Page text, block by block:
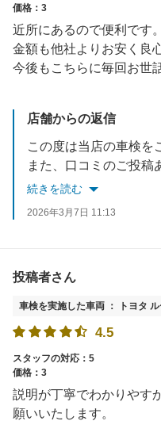
価格：3
近所にあるので便利です。
金額も他社よりお安く良
今後もこちらに毎回お世
店舗からの返信
また、口コミのご投稿
有難いお言葉をいただき、
続きを読む
2026年3月7日 11:13
投稿者さん
車検を実施した車両 ： トヨタ
4.5
スタッフの対応：5
価格：3
説明が丁寧でわかりやす
願いいたします。